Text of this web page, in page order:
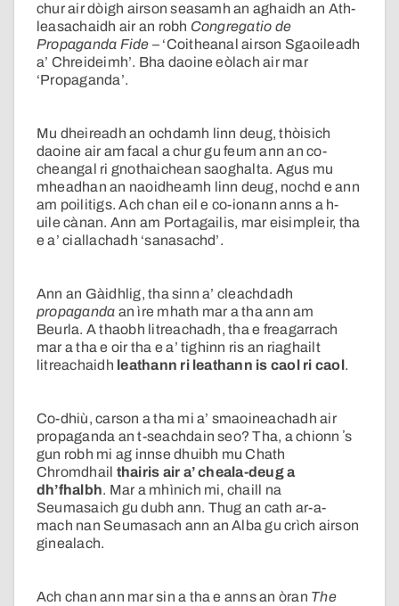
chur air dòigh airson seasamh an aghaidh an Ath-
leasachaidh air an robh Congregatio de
Propaganda Fide – ‘Coitheanal airson Sgaoileadh
a’ Chreideimh’. Bha daoine eòlach air mar
‘Propaganda’.
Mu dheireadh an ochdamh linn deug, thòisich
daoine air am facal a chur gu feum ann an co-
cheangal ri gnothaichean saoghalta. Agus mu
mheadhan an naoidheamh linn deug, nochd e ann
am poilitigs. Ach chan eil e co-ionann anns a h-
uile cànan. Ann am Portagailis, mar eisimpleir, tha
e a’ ciallachadh ‘sanasachd’.
Ann an Gàidhlig, tha sinn a’ cleachdadh
propaganda an ìre mhath mar a tha ann am
Beurla. A thaobh litreachadh, tha e freagarrach
mar a tha e oir tha e a’ tighinn ris an riaghailt
litreachaidh leathann ri leathann is caol ri caol.
Co-dhiù, carson a tha mi a’ smaoineachadh air
propaganda an t-seachdain seo? Tha, a chionn ʼs
gun robh mi ag innse dhuibh mu Chath
Chromdhail thairis air a’ cheala-deug a
dh’fhalbh. Mar a mhìnich mi, chaill na
Seumasaich gu dubh ann. Thug an cath ar-a-
mach nan Seumasach ann an Alba gu crìch airson
ginealach.
Ach chan ann mar sin a tha e anns an òran The